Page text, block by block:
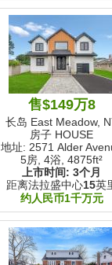
售$149万8
长岛 East Meadow,
房子 HOUSE
地址: 2571 Alder
5房, 4浴,4875ft²
上市时间:3个月
距离法拉盛中心15英
约人民币1千万元